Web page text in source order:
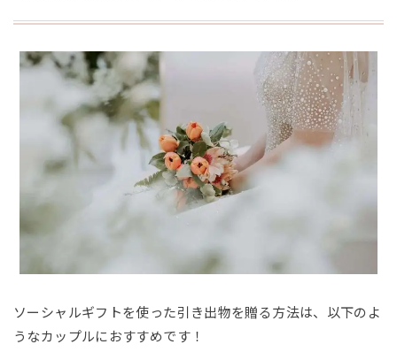
ソーシャルギフトを使った引き出物を贈る方法は、以下のよ
うなカップルにおすすめです！